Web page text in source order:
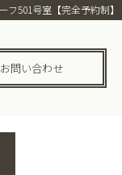
501号室【完全予約制】
問い合わせ